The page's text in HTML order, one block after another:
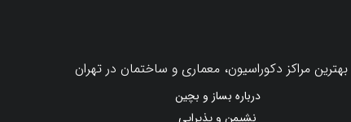
بهترین مراکز دکوراسیون، معماری و ساختمان در تهران
درباره بساز و بچین
نشیمن و پذیرایی